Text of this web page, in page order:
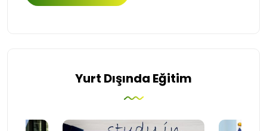
Yurt Dışında Eğitim